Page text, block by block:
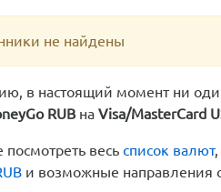
не найдены
в настоящий момент ни
RUB на Visa/MasterCard
весь список валют
и возможные